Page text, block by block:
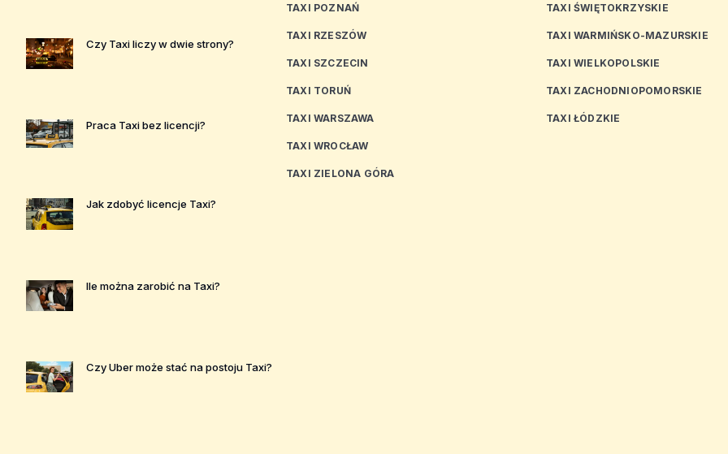
Czy Taxi liczy w dwie strony?
Praca Taxi bez licencji?
Jak zdobyć licencje Taxi?
Ile można zarobić na Taxi?
Czy Uber może stać na postoju Taxi?
TAXI POZNAŃ
TAXI RZESZÓW
TAXI SZCZECIN
TAXI TORUŃ
TAXI WARSZAWA
TAXI WROCŁAW
TAXI ZIELONA GÓRA
TAXI ŚWIĘTOKRZYSKIE
TAXI WARMIŃSKO-MAZURSKIE
TAXI WIELKOPOLSKIE
TAXI ZACHODNIOPOMORSKIE
TAXI ŁÓDZKIE